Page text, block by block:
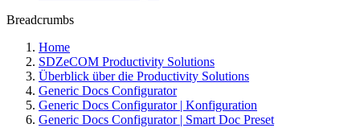
Breadcrumbs
Home
SDZeCOM Productivity Solutions
Überblick über die Productivity Solutions
Generic Docs Configurator
Generic Docs Configurator | Konfiguration
Generic Docs Configurator | Smart Doc Preset